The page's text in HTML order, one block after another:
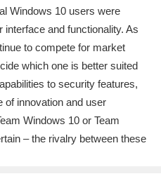
Windows 10 users were
interface and functionality. As
to compete for market
which one is better suited
to security features,
of innovation and user
Windows 10 or Team
– the rivalry between these